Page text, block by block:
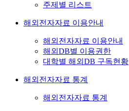
주제별 리스트
해외전자자료 이용안내
해외전자자료 이용안내
해외DB별 이용권한
대학별 해외DB 구독현황
해외전자자료 통계
해외전자자료 통계